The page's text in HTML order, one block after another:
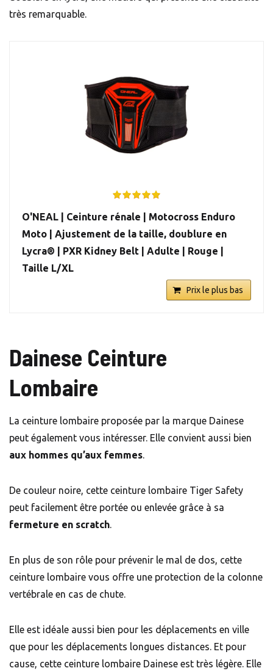
très remarquable.
O'NEAL | Ceinture rénale | Motocross Enduro
Moto | Ajustement de la taille, doublure en
Lycra® | PXR Kidney Belt | Adulte | Rouge |
Taille L/XL
Prix le plus bas
Dainese Ceinture
Lombaire
La ceinture lombaire proposée par la marque Dainese
peut également vous intéresser. Elle convient aussi bien
aux hommes qu’aux femmes.
De couleur noire, cette ceinture lombaire Tiger Safety
peut facilement être portée ou enlevée grâce à sa
fermeture en scratch.
En plus de son rôle pour prévenir le mal de dos, cette
ceinture lombaire vous offre une protection de la colonne
vertébrale en cas de chute.
Elle est idéale aussi bien pour les déplacements en ville
que pour les déplacements longues distances. Et pour
cause, cette ceinture lombaire Dainese est très légère. Elle